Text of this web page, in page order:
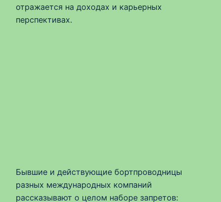
отражается на доходах и карьерных
перспективах.
Бывшие и действующие бортпроводницы
разных международных компаний
рассказывают о целом наборе запретов: